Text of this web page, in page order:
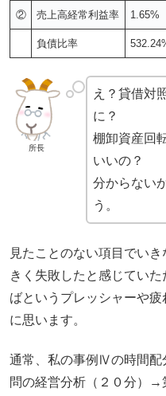
② 売上高経常利益率 1.65%
負債比率
所長
え？貸借対
に？
棚卸資産回
いいの？
分からない
う。
見たことのない項目でい
きく失敗したと感じてい
ばというプレッシャーや
に思います。
通常、私の事例Ⅳの時間配
問の経営分析（２０分）→